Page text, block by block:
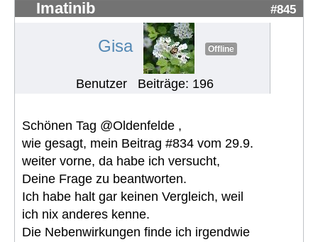
Imatinib #845
Gisa Offline
Benutzer Beiträge: 196
Schönen Tag @Oldenfelde ,
wie gesagt, mein Beitrag #834 vom 29.9.
weiter vorne, da habe ich versucht,
Deine Frage zu beantworten.
Ich habe halt gar keinen Vergleich, weil
ich nix anderes kenne.
Die Nebenwirkungen finde ich irgendwie